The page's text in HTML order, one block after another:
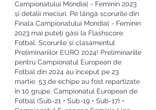
Campionatului Mondial - Feminin 2023
și detalii meciuri. Pe lângă scorurile din
Finala Campionatului Mondial - Feminin
2023 mai puteți găsi la Flashscore.
Fotbal: Scorurile și clasamentul
Preliminariilor EURO 2024! Preliminariile
pentru Campionatul European de
Fotbal din 2024 au început pe 23
martie. 53 de echipe au fost repartizate
în 10 grupe. Campionatul European de
Fotbal (Sub-21 • Sub-19 • Sub-17) •